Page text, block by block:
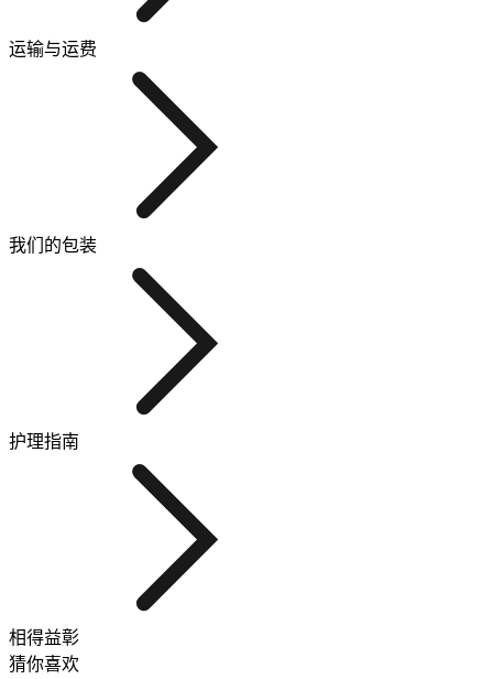
运输与运费
我们的包装
护理指南
相得益彰
猜你喜欢